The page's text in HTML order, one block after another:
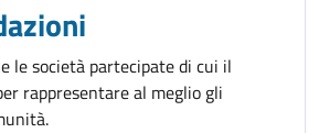
le società partecipate di cui il
rappresentare al meglio gli